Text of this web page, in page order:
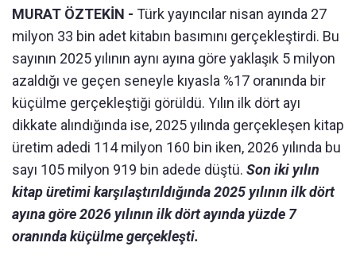
MURAT ÖZTEKİN - Türk yayıncılar nisan ayında 27
milyon 33 bin adet kitabın basımını gerçekleştirdi. Bu
sayının 2025 yılının aynı ayına göre yaklaşık 5 milyon
azaldığı ve geçen seneyle kıyasla %17 oranında bir
küçülme gerçekleştiği görüldü. Yılın ilk dört ayı
dikkate alındığında ise, 2025 yılında gerçekleşen kitap
üretim adedi 114 milyon 160 bin iken, 2026 yılında bu
sayı 105 milyon 919 bin adede düştü. Son iki yılın
kitap üretimi karşılaştırıldığında 2025 yılının ilk dört
ayına göre 2026 yılının ilk dört ayında yüzde 7
oranında küçülme gerçekleşti.